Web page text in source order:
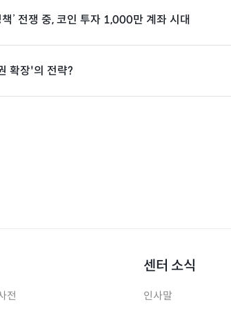
’ 전쟁 중, 코인 투자 1,000만 계좌 시대
확장'의 전략?
전
센터 소식
인사말